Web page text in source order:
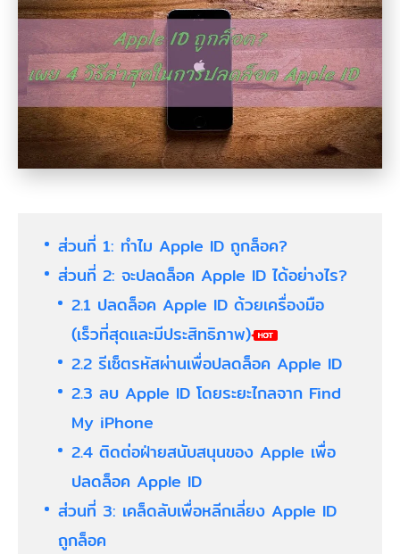
ส่วนที่ 1: ทำไม Apple ID ถูกล็อค?
ส่วนที่ 2: จะปลดล็อค Apple ID ได้อย่างไร?
2.1 ปลดล็อค Apple ID ด้วยเครื่องมือ
(เร็วที่สุดและมีประสิทธิภาพ)
2.2 รีเซ็ตรหัสผ่านเพื่อปลดล็อค Apple ID
2.3 ลบ Apple ID โดยระยะไกลจาก Find
My iPhone
2.4 ติดต่อฝ่ายสนับสนุนของ Apple เพื่อ
ปลดล็อค Apple ID
ส่วนที่ 3: เคล็ดลับเพื่อหลีกเลี่ยง Apple ID
ถูกล็อค